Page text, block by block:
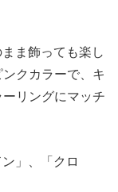
ま飾っても楽し
クカラーで、キ
リングにマッチ
」、「クロ